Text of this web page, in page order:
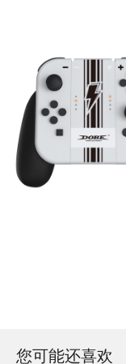
您可能还喜欢